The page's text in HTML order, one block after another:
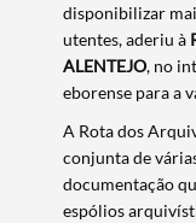
disponibilizar
utentes, aderiu à
ALENTEJO, no
eborense para a
A Rota dos
conjunta de
documentação
espólios